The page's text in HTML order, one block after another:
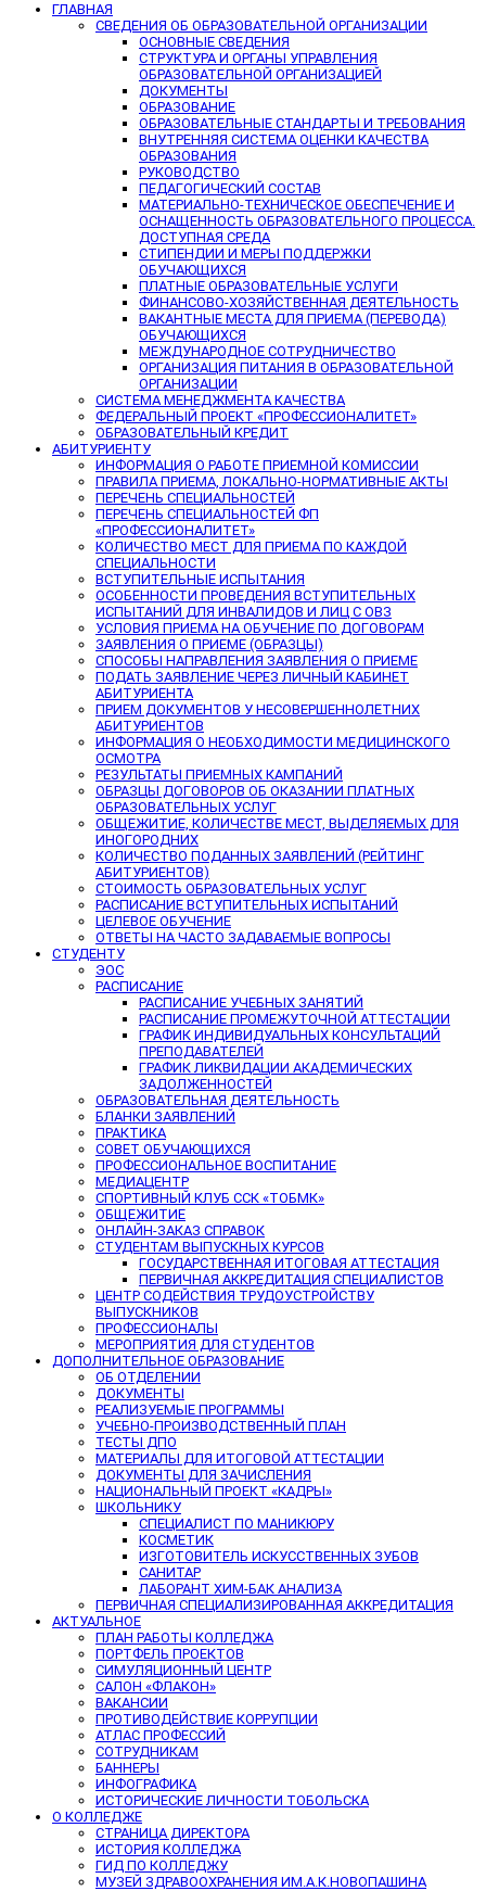
ГЛАВНАЯ
СВЕДЕНИЯ ОБ ОБРАЗОВАТЕЛЬНОЙ ОРГАНИЗАЦИИ
ОСНОВНЫЕ СВЕДЕНИЯ
СТРУКТУРА И ОРГАНЫ УПРАВЛЕНИЯ
ОБРАЗОВАТЕЛЬНОЙ ОРГАНИЗАЦИЕЙ
ДОКУМЕНТЫ
ОБРАЗОВАНИЕ
ОБРАЗОВАТЕЛЬНЫЕ СТАНДАРТЫ И ТРЕБОВАНИЯ
ВНУТРЕННЯЯ СИСТЕМА ОЦЕНКИ КАЧЕСТВА
ОБРАЗОВАНИЯ
РУКОВОДСТВО
ПЕДАГОГИЧЕСКИЙ СОСТАВ
МАТЕРИАЛЬНО-ТЕХНИЧЕСКОЕ ОБЕСПЕЧЕНИЕ И
ОСНАЩЕННОСТЬ ОБРАЗОВАТЕЛЬНОГО ПРОЦЕССА.
ДОСТУПНАЯ СРЕДА
СТИПЕНДИИ И МЕРЫ ПОДДЕРЖКИ
ОБУЧАЮЩИХСЯ
ПЛАТНЫЕ ОБРАЗОВАТЕЛЬНЫЕ УСЛУГИ
ФИНАНСОВО-ХОЗЯЙСТВЕННАЯ ДЕЯТЕЛЬНОСТЬ
ВАКАНТНЫЕ МЕСТА ДЛЯ ПРИЕМА (ПЕРЕВОДА)
ОБУЧАЮЩИХСЯ
МЕЖДУНАРОДНОЕ СОТРУДНИЧЕСТВО
ОРГАНИЗАЦИЯ ПИТАНИЯ В ОБРАЗОВАТЕЛЬНОЙ
ОРГАНИЗАЦИИ
СИСТЕМА МЕНЕДЖМЕНТА КАЧЕСТВА
ФЕДЕРАЛЬНЫЙ ПРОЕКТ «ПРОФЕССИОНАЛИТЕТ»
ОБРАЗОВАТЕЛЬНЫЙ КРЕДИТ
АБИТУРИЕНТУ
ИНФОРМАЦИЯ О РАБОТЕ ПРИЕМНОЙ КОМИССИИ
ПРАВИЛА ПРИЕМА, ЛОКАЛЬНО-НОРМАТИВНЫЕ АКТЫ
ПЕРЕЧЕНЬ СПЕЦИАЛЬНОСТЕЙ
ПЕРЕЧЕНЬ СПЕЦИАЛЬНОСТЕЙ ФП
«ПРОФЕССИОНАЛИТЕТ»
КОЛИЧЕСТВО МЕСТ ДЛЯ ПРИЕМА ПО КАЖДОЙ
СПЕЦИАЛЬНОСТИ
ВСТУПИТЕЛЬНЫЕ ИСПЫТАНИЯ
ОСОБЕННОСТИ ПРОВЕДЕНИЯ ВСТУПИТЕЛЬНЫХ
ИСПЫТАНИЙ ДЛЯ ИНВАЛИДОВ И ЛИЦ С ОВЗ
УСЛОВИЯ ПРИЕМА НА ОБУЧЕНИЕ ПО ДОГОВОРАМ
ЗАЯВЛЕНИЯ О ПРИЕМЕ (ОБРАЗЦЫ)
СПОСОБЫ НАПРАВЛЕНИЯ ЗАЯВЛЕНИЯ О ПРИЕМЕ
ПОДАТЬ ЗАЯВЛЕНИЕ ЧЕРЕЗ ЛИЧНЫЙ КАБИНЕТ
АБИТУРИЕНТА
ПРИЕМ ДОКУМЕНТОВ У НЕСОВЕРШЕННОЛЕТНИХ
АБИТУРИЕНТОВ
ИНФОРМАЦИЯ О НЕОБХОДИМОСТИ МЕДИЦИНСКОГО
ОСМОТРА
РЕЗУЛЬТАТЫ ПРИЕМНЫХ КАМПАНИЙ
ОБРАЗЦЫ ДОГОВОРОВ ОБ ОКАЗАНИИ ПЛАТНЫХ
ОБРАЗОВАТЕЛЬНЫХ УСЛУГ
ОБЩЕЖИТИЕ, КОЛИЧЕСТВЕ МЕСТ, ВЫДЕЛЯЕМЫХ ДЛЯ
ИНОГОРОДНИХ
КОЛИЧЕСТВО ПОДАННЫХ ЗАЯВЛЕНИЙ (РЕЙТИНГ
АБИТУРИЕНТОВ)
СТОИМОСТЬ ОБРАЗОВАТЕЛЬНЫХ УСЛУГ
РАСПИСАНИЕ ВСТУПИТЕЛЬНЫХ ИСПЫТАНИЙ
ЦЕЛЕВОЕ ОБУЧЕНИЕ
ОТВЕТЫ НА ЧАСТО ЗАДАВАЕМЫЕ ВОПРОСЫ
СТУДЕНТУ
ЭОС
РАСПИСАНИЕ
РАСПИСАНИЕ УЧЕБНЫХ ЗАНЯТИЙ
РАСПИСАНИЕ ПРОМЕЖУТОЧНОЙ АТТЕСТАЦИИ
ГРАФИК ИНДИВИДУАЛЬНЫХ КОНСУЛЬТАЦИЙ
ПРЕПОДАВАТЕЛЕЙ
ГРАФИК ЛИКВИДАЦИИ АКАДЕМИЧЕСКИХ
ЗАДОЛЖЕННОСТЕЙ
ОБРАЗОВАТЕЛЬНАЯ ДЕЯТЕЛЬНОСТЬ
БЛАНКИ ЗАЯВЛЕНИЙ
ПРАКТИКА
СОВЕТ ОБУЧАЮЩИХСЯ
ПРОФЕССИОНАЛЬНОЕ ВОСПИТАНИЕ
МЕДИАЦЕНТР
СПОРТИВНЫЙ КЛУБ ССК «ТОБМК»
ОБЩЕЖИТИЕ
ОНЛАЙН-ЗАКАЗ СПРАВОК
СТУДЕНТАМ ВЫПУСКНЫХ КУРСОВ
ГОСУДАРСТВЕННАЯ ИТОГОВАЯ АТТЕСТАЦИЯ
ПЕРВИЧНАЯ АККРЕДИТАЦИЯ СПЕЦИАЛИСТОВ
ЦЕНТР СОДЕЙСТВИЯ ТРУДОУСТРОЙСТВУ
ВЫПУСКНИКОВ
ПРОФЕССИОНАЛЫ
МЕРОПРИЯТИЯ ДЛЯ СТУДЕНТОВ
ДОПОЛНИТЕЛЬНОЕ ОБРАЗОВАНИЕ
ОБ ОТДЕЛЕНИИ
ДОКУМЕНТЫ
РЕАЛИЗУЕМЫЕ ПРОГРАММЫ
УЧЕБНО-ПРОИЗВОДСТВЕННЫЙ ПЛАН
ТЕСТЫ ДПО
МАТЕРИАЛЫ ДЛЯ ИТОГОВОЙ АТТЕСТАЦИИ
ДОКУМЕНТЫ ДЛЯ ЗАЧИСЛЕНИЯ
НАЦИОНАЛЬНЫЙ ПРОЕКТ «КАДРЫ»
ШКОЛЬНИКУ
СПЕЦИАЛИСТ ПО МАНИКЮРУ
КОСМЕТИК
ИЗГОТОВИТЕЛЬ ИСКУССТВЕННЫХ ЗУБОВ
САНИТАР
ЛАБОРАНТ ХИМ-БАК АНАЛИЗА
ПЕРВИЧНАЯ СПЕЦИАЛИЗИРОВАННАЯ АККРЕДИТАЦИЯ
АКТУАЛЬНОЕ
ПЛАН РАБОТЫ КОЛЛЕДЖА
ПОРТФЕЛЬ ПРОЕКТОВ
СИМУЛЯЦИОННЫЙ ЦЕНТР
САЛОН «ФЛАКОН»
ВАКАНСИИ
ПРОТИВОДЕЙСТВИЕ КОРРУПЦИИ
АТЛАС ПРОФЕССИЙ
СОТРУДНИКАМ
БАННЕРЫ
ИНФОГРАФИКА
ИСТОРИЧЕСКИЕ ЛИЧНОСТИ ТОБОЛЬСКА
О КОЛЛЕДЖЕ
СТРАНИЦА ДИРЕКТОРА
ИСТОРИЯ КОЛЛЕДЖА
ГИД ПО КОЛЛЕДЖУ
МУЗЕЙ ЗДРАВООХРАНЕНИЯ ИМ.А.К.НОВОПАШИНА